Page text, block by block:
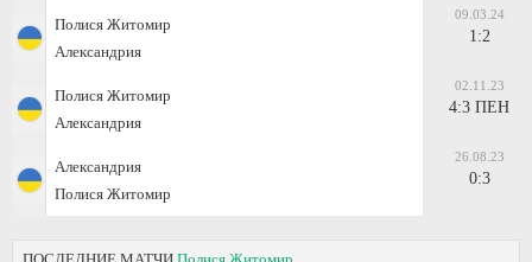
Полися Житомир
Александрия
09.03.24
1:2
Полися Житомир
Александрия
02.11.23
4:3 ПЕН
Александрия
Полися Житомир
26.08.23
0:3